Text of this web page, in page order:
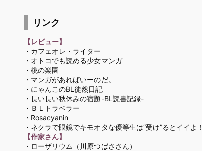
リンク
【レビュー】
・カフェオレ・ライター
・オトコでも読める少女マンガ
・桃の楽園
・マンガがあればいーのだ。
・にゃんこのBL徒然日記
・長い長い秋休みの宿題-BL読書記録-
・ＢＬトラベラー
・Rosacyanin
・ネクラで眼鏡でキモオタな優等生は“受け”るとイイよ！
【作家さん】
・ローザリウム （川原つばささん）